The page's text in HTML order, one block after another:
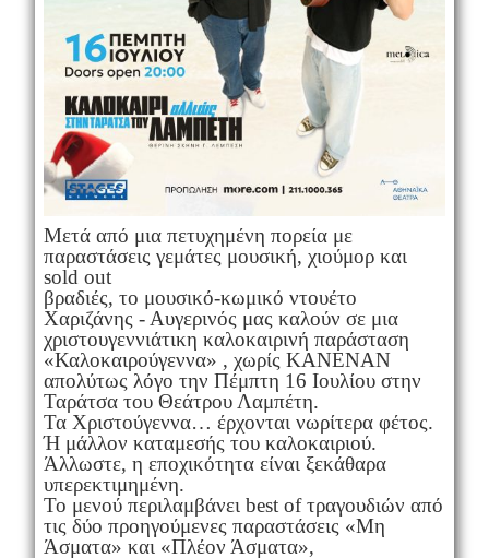
Μετά από μια πετυχημένη πορεία με
παραστάσεις γεμάτες μουσική, χιούμορ και
sold out
βραδιές, το μουσικό-κωμικό ντουέτο
Χαριζάνης - Αυγερινός μας καλούν σε μια
χριστουγεννιάτικη καλοκαιρινή παράσταση
«Καλοκαιρούγεννα» , χωρίς ΚΑΝΕΝΑΝ
απολύτως λόγο την Πέμπτη 16 Ιουλίου στην
Ταράτσα του Θεάτρου Λαμπέτη.
Τα Χριστούγεννα… έρχονται νωρίτερα φέτος.
Ή μάλλον καταμεσής του καλοκαιριού.
Άλλωστε, η εποχικότητα είναι ξεκάθαρα
υπερεκτιμημένη.
Το μενού περιλαμβάνει best of τραγουδιών από
τις δύο προηγούμενες παραστάσεις «Μη
Άσματα» και «Πλέον Άσματα»,